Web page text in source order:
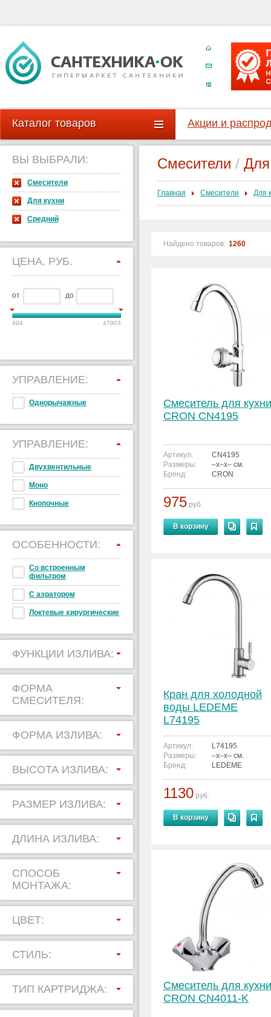
Каталог товаров Акции и
ВЫ ВЫБРАЛИ:
Смесители
Для кухни
Средний
ЦЕНА, РУБ.
от до
494 47903
УПРАВЛЕНИЕ:
Однорычажные
УПРАВЛЕНИЕ:
Двухвентильные
Моно
Кнопочные
ОСОБЕННОСТИ:
Со встроенным
фильтром
С аэратором
Локтевые хирургические
ФУНКЦИИ ИЗЛИВА:
ФОРМА
СМЕСИТЕЛЯ:
ФОРМА ИЗЛИВА:
ВЫСОТА ИЗЛИВА:
РАЗМЕР ИЗЛИВА:
ДЛИНА ИЗЛИВА:
СПОСОБ
МОНТАЖА:
ЦВЕТ:
СТИЛЬ:
ТИП КАРТРИДЖА:
Смесители /
Главная Смесители Для
Найдено товаров: 1260
Смеситель для кухни
CRON CN4195
Артикул:
CN4195
Размеры:
–x–x– см.
Бренд:
CRON
975 руб.
В корзину
Кран для холодной
воды LEDEME
L74195
Артикул:
L74195
Размеры:
–x–x– см.
Бренд:
LEDEME
1130 руб.
В корзину
Смеситель для кухни
CRON CN4011-K